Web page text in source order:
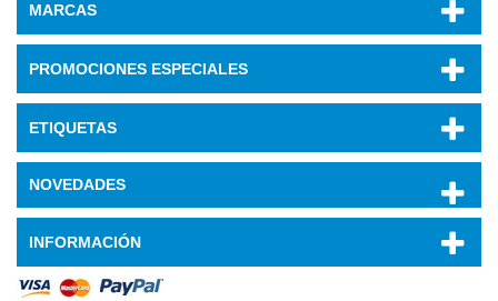
MARCAS
PROMOCIONES ESPECIALES
ETIQUETAS
NOVEDADES
INFORMACIÓN